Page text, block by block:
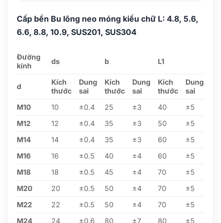
Cấp bền Bu lông neo móng kiểu chữ L: 4.8, 5.6,
6.6, 8.8, 10.9, SUS201, SUS304
Đường
kính
ds b L1
d
Kích
thước
Dung
sai
Kích
thước
Dung
sai
Kích
thước
Dung
sai
M10
10 ±0.4 25 ±3 40
±5
M12
12 ±0.4 35 ±3 50
±5
M14
14 ±0.4 35 ±3 60
±5
M16
16 ±0.5 40 ±4 60
±5
M18
18 ±0.5 45 ±4 70
±5
M20
20 ±0.5 50 ±4 70
±5
M22
22 ±0.5 50 ±4 70
±5
M24
24 ±0.6 80 ±7 80
±5